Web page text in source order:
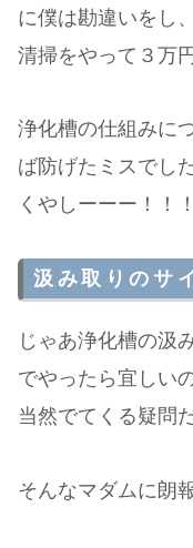
に僕は勘違いをし
清掃をやって３万
浄化槽の仕組みに
ば防げたミスでした
くやしーーー！！！
汲み取りのサ
じゃあ浄化槽の汲
でやったら宜しい
当然でてくる疑問
そんなマダムに朗